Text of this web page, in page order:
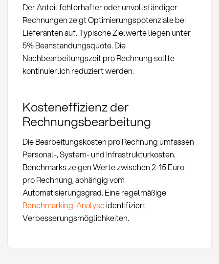
Der Anteil fehlerhafter oder unvollständiger
Rechnungen zeigt Optimierungspotenziale bei
Lieferanten auf. Typische Zielwerte liegen unter
5% Beanstandungsquote. Die
Nachbearbeitungszeit pro Rechnung sollte
kontinuierlich reduziert werden.
Kosteneffizienz der
Rechnungsbearbeitung
Die Bearbeitungskosten pro Rechnung umfassen
Personal-, System- und Infrastrukturkosten.
Benchmarks zeigen Werte zwischen 2-15 Euro
pro Rechnung, abhängig vom
Automatisierungsgrad. Eine regelmäßige
Benchmarking-Analyseidentifiziert
Verbesserungsmöglichkeiten.